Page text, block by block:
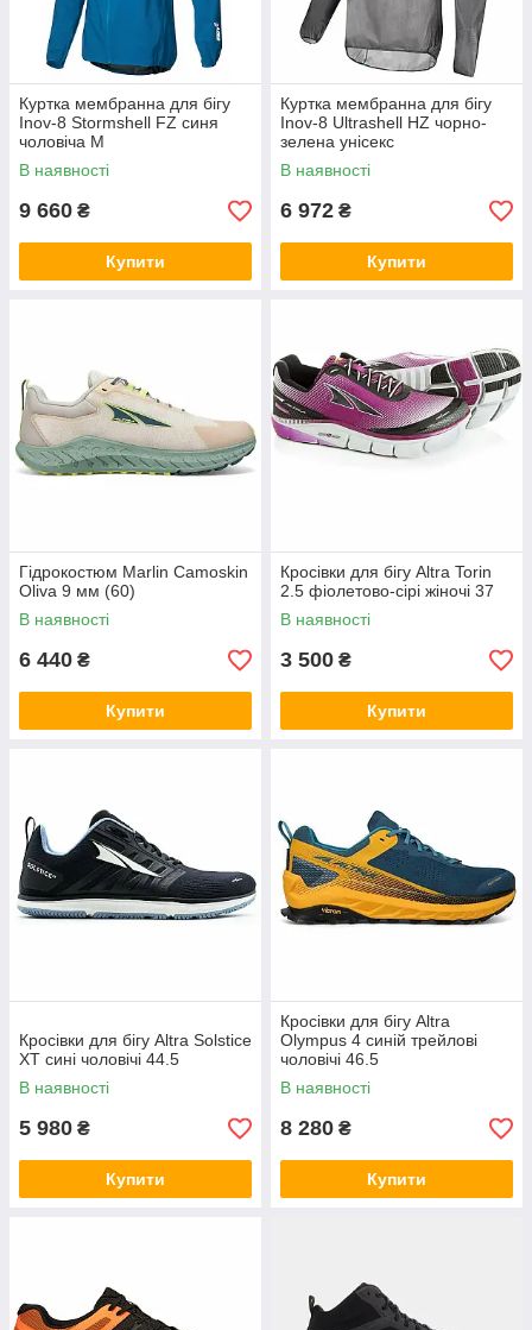
Куртка мембранна для бігу
Inov-8 Stormshell FZ синя
чоловіча M
В наявності
9 660 ₴
Купити
Куртка мембранна для бігу
Inov-8 Ultrashell HZ чорно-
зелена унісекс
В наявності
6 972 ₴
Купити
Гідрокостюм Marlin Camoskin
Oliva 9 мм (60)
В наявності
6 440 ₴
Купити
Кросівки для бігу Altra Torin
2.5 фіолетово-сірі жіночі 37
В наявності
3 500 ₴
Купити
Кросівки для бігу Altra Solstice
XT сині чоловічі 44.5
В наявності
5 980 ₴
Купити
Кросівки для бігу Altra
Olympus 4 синій трейлові
чоловічі 46.5
В наявності
8 280 ₴
Купити